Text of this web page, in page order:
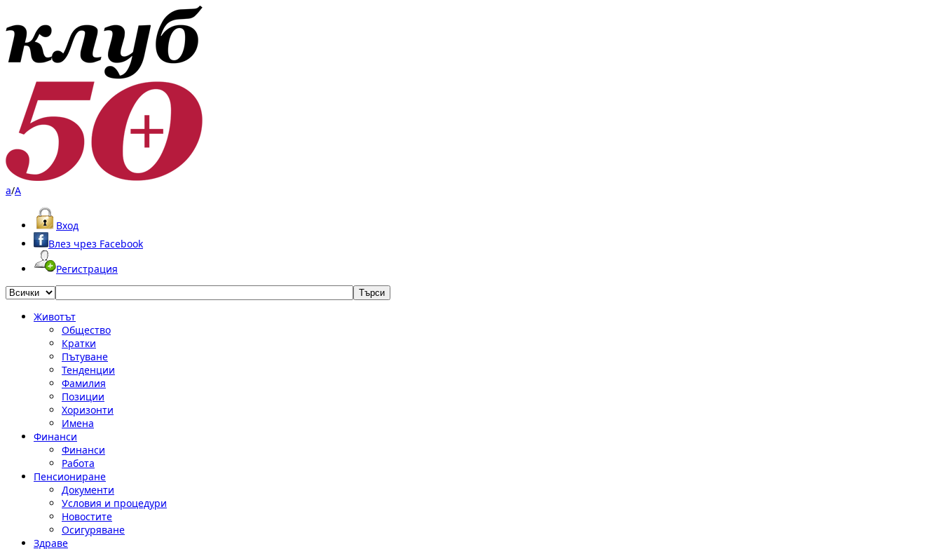
a/A
Вход
Влез чрез Facebook
Регистрация
Животът
Общество
Кратки
Пътуване
Тенденции
Фамилия
Позиции
Хоризонти
Имена
Финанси
Финанси
Работа
Пенсиониране
Документи
Условия и процедури
Новостите
Осигуряване
Здраве